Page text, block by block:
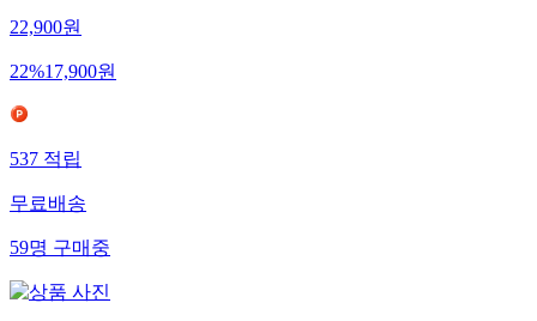
22,900원
22%17,900원
537적립
무료배송
59명구매중